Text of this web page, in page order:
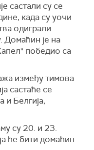
састали су се
када су уочи
одиграли
Домаћин је на
победио са
између тимова
састаће се
и Белгија,
су 20. и 23.
ће бити домаћин